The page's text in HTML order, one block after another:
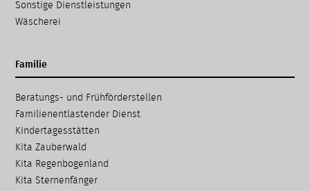
Sonstige Dienstleistungen
Wäscherei
Familie
Navigation
überspringen
Beratungs- und Frühförder­stellen
Familien­entlastender Dienst
Kinder­tages­stätten
Kita Zauberwald
Kita Regenbogenland
Kita Sternenfänger